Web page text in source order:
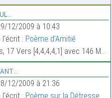
12/2009 à 10:43
l'écrit : Poème d'Amitié
17 Vers [4,4,4,4,1] avec 146 Mots.
12/2009 à 21:36
l'écrit : Poème sur la Détresse